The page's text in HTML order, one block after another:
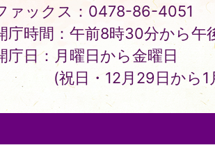
ァックス：0478-86-4051
庁時間：午前8時30分から午
庁日：月曜日から金曜日
(祝日・12月29日から